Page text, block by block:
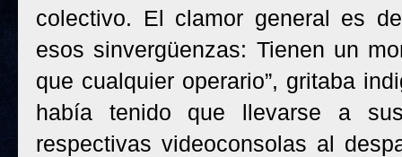
colectivo. El clamor general es
esos sinvergüenzas: Tienen un
que cualquier operario”, gritaba
había tenido que llevarse a
respectivas videoconsolas al